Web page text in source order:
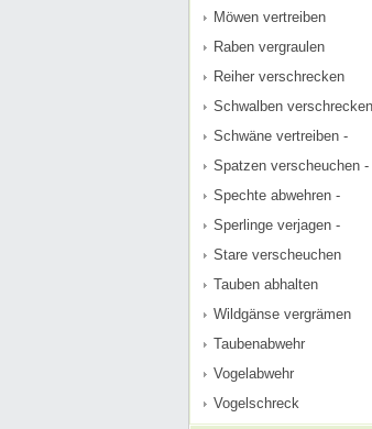
Möwen vertreiben
Raben vergraulen
Reiher verschrecken
Schwalben
Schwäne vertreiben -
Spatzen verscheuchen -
Spechte abwehren -
Sperlinge verjagen -
Stare verscheuchen
Tauben abhalten
Wildgänse vergrämen
Taubenabwehr
Vogelabwehr
Vogelschreck